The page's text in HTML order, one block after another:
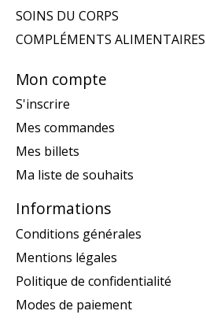
SOINS DU CORPS
COMPLÉMENTS
Mon compte
S'inscrire
Mes commandes
Mes billets
Ma liste de souhaits
Informations
Conditions générales
Mentions légales
Politique de confidentialité
Modes de paiement